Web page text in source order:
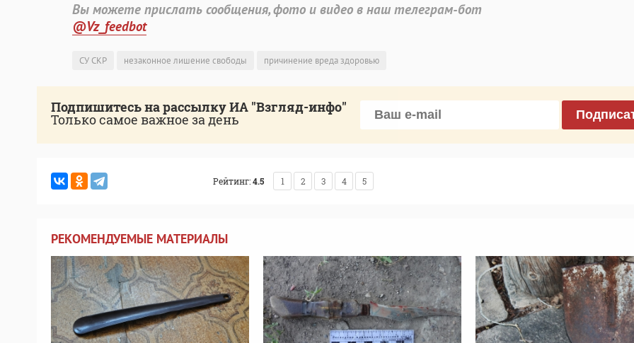
Вы можете прислать сообщения, фото и видео в наш телеграм-бот
@Vz_feedbot
СУ СКР незаконное лишение свободы причинение вреда здоровью
Подпишитесь на рассылку ИА "Взгляд-инфо"
Только самое важное за день
Рейтинг:4.5 1 2 3 4 5
РЕКОМЕНДУЕМЫЕ МАТЕРИАЛЫ